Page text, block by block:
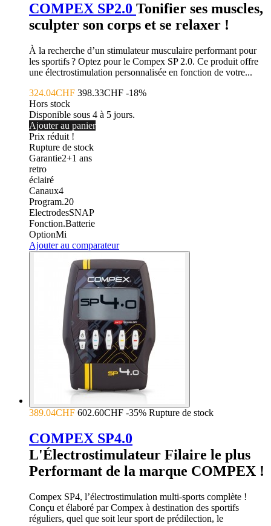
COMPEX SP2.0 Tonifier ses muscles,
sculpter son corps et se relaxer !
À la recherche d’un stimulateur musculaire performant pour
les sportifs ? Optez pour le Compex SP 2.0. Ce produit offre
une électrostimulation personnalisée en fonction de votre...
324.04CHF 398.33CHF -18%
Hors stock
Disponible sous 4 à 5 jours.
Ajouter au panier
Prix réduit !
Rupture de stock
Garantie2+1 ans
retro
éclairé
Canaux4
Program.20
ElectrodesSNAP
Fonction.Batterie
OptionMi
Ajouter au comparateur
389.04CHF 602.60CHF -35% Rupture de stock
COMPEX SP4.0
L'Électrostimulateur Filaire le plus
Performant de la marque COMPEX !
Compex SP4, l’électrostimulation multi-sports complète !
Conçu et élaboré par Compex à destination des sportifs
réguliers, quel que soit leur sport de prédilection, le